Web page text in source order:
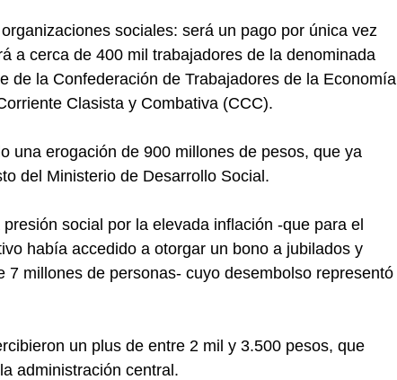
sociales: será un pago por única vez
a cerca de 400 mil trabajadores de la denominada
de la Confederación de Trabajadores de la Economía
Clasista y Combativa (CCC).
una erogación de 900 millones de pesos, que ya
del Ministerio de Desarrollo Social.
social por la elevada inflación -que para el
había accedido a otorgar un bono a jubilados y
7 millones de personas- cuyo desembolso representó
un plus de entre 2 mil y 3.500 pesos, que
administración central.